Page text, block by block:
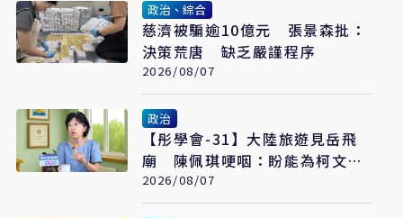
政治、綜合
慈濟被騙逾10億元 張景森批：
決策荒唐 缺乏嚴謹程序
2026/08/07
政治
【彤學會-31】大陸旅遊見岳飛
廟 陳佩琪哽咽：盼能為柯文哲
京華城案平反
2026/08/07